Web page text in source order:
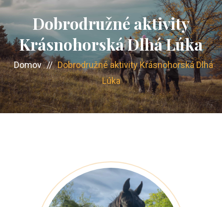
Dobrodružné aktivity
Krásnohorská Dlhá Lúka
Domov // Dobrodružné aktivity Krásnohorská Dlhá
Lúka